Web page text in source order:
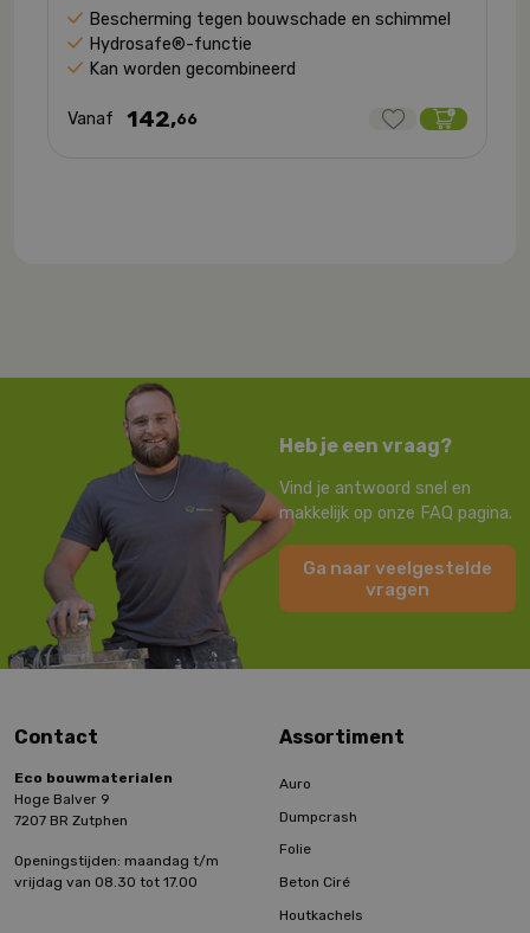
Bescherming tegen bouwschade en schimmel
Hydrosafe®-functie
Kan worden gecombineerd
Vanaf 142,66
Heb je een vraag?
Vind je antwoord snel en
makkelijk op onze FAQ pagina.
Ga naar veelgestelde
vragen
Contact
Eco bouwmaterialen
Hoge Balver 9
7207 BR Zutphen
Openingstijden: maandag t/m
vrijdag van 08.30 tot 17.00
Assortiment
Auro
Dumpcrash
Folie
Beton Ciré
Houtkachels